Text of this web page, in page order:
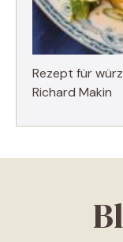
Rezept für
Richard Makin